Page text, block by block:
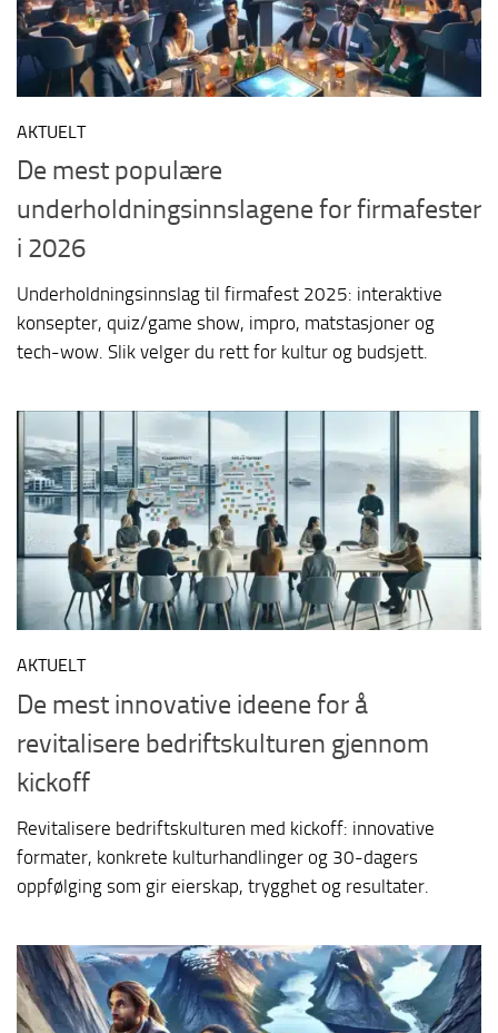
AKTUELT
De mest populære
underholdningsinnslagene for firmafester
i 2026
Underholdningsinnslag til firmafest 2025: interaktive
konsepter, quiz/game show, impro, matstasjoner og
tech-wow. Slik velger du rett for kultur og budsjett.
AKTUELT
De mest innovative ideene for å
revitalisere bedriftskulturen gjennom
kickoff
Revitalisere bedriftskulturen med kickoff: innovative
formater, konkrete kulturhandlinger og 30-dagers
oppfølging som gir eierskap, trygghet og resultater.